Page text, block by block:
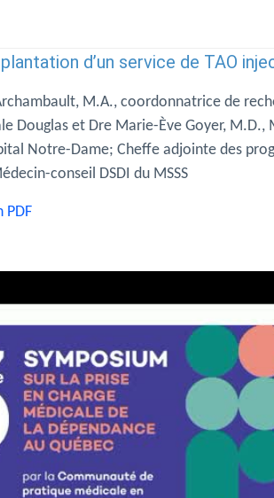
d’un service de TAO
M.A., coordonnatrice de
Douglas et Dre Marie-Ève Goyer, M.D.,
Notre-Dame; Cheffe adjointe des
conseil DSDI du MSSS
PDF